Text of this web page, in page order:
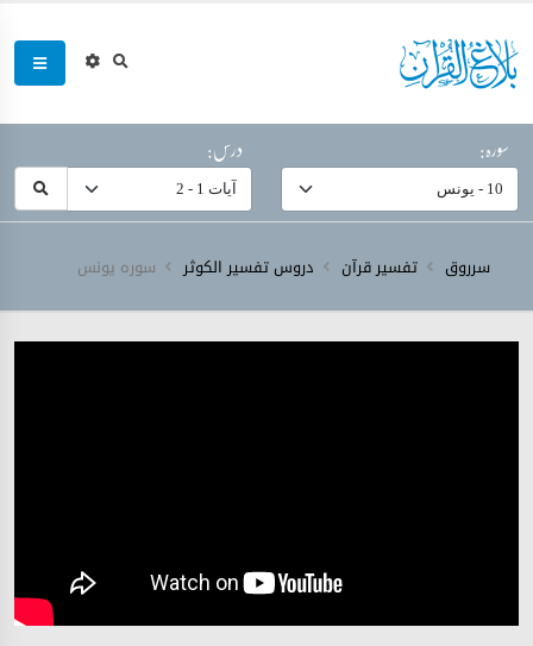
سورہ: درس:
سرروق تفسیر قرآن دروس تفسیر الکوثر سورہ ‎يونس